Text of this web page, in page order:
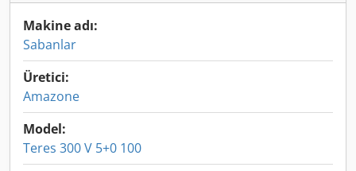
Makine adı:
Sabanlar
Üretici:
Amazone
Model:
Teres 300 V 5+0 100